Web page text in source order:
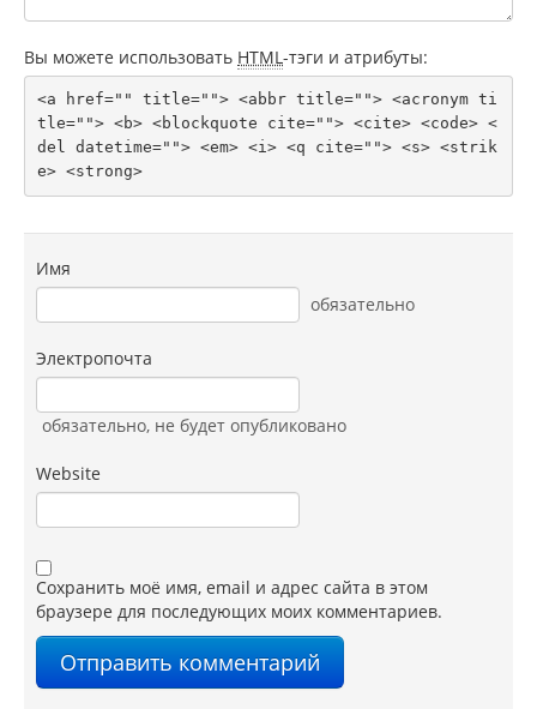
Вы можете использовать HTML -тэги и атрибуты:
<a href="" title=""> <abbr title=""> <acronym ti
tle=""> <b> <blockquote cite=""> <cite> <code> <
del datetime=""> <em> <i> <q cite=""> <s> <strik
e> <strong>
Имя
обязательно
Электропочта
обязательно, не будет опубликовано
Website
Сохранить моё имя, email и адрес сайта в этом
браузере для последующих моих комментариев.